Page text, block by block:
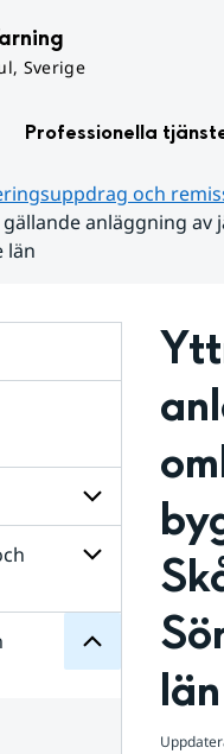
Sverige
Professionella
och
anläggning av
län
Undersidor
organisation
Undersidor
för
för
remissvar
län